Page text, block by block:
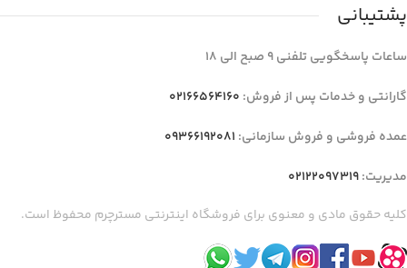
پشتیبانی
ساعات پاسخگویی تلفنی 9 صبح الی 18
گارانتی و خدمات پس از فروش: 02166564160
عمده فروشی و فروش سازمانی: 09366192081
مدیریت:02122097319
کلیه حقوق مادی و معنوی برای فروشگاه اینترنتی مسترچرم محفوظ است.